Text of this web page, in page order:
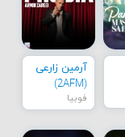
آرمین زارعی
(2AFM)
فوبیا